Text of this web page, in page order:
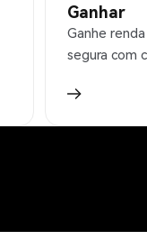
Ganhar
Ganhe
segura com